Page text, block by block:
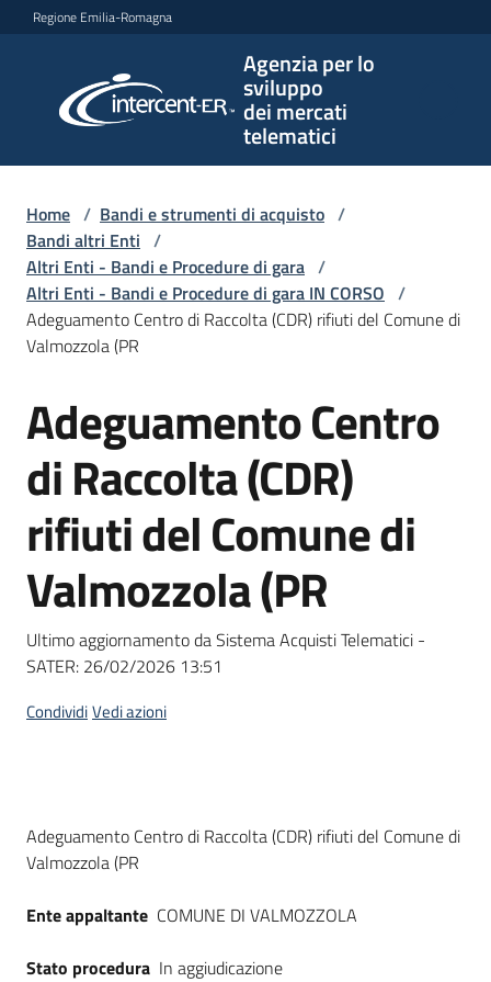
Vai al contenuto
Vai alla navigazione
Vai al footer
Regione Emilia-Romagna
Agenzia per lo
sviluppo
dei mercati
telematici
per lo
sviluppo
telematici
L'Agenzia
Bandi
e
strumenti
di
Supporto
Piattaforme
telematiche
English
Home / Bandi e strumenti di acquisto /
Bandi altri Enti /
Altri Enti - Bandi e Procedure di gara /
Altri Enti - Bandi e Procedure di gara IN CORSO /
Adeguamento Centro di Raccolta (CDR) rifiuti del Comune di
Valmozzola (PR
Salta al contenuto
Adeguamento Centro
di Raccolta (CDR)
rifiuti del Comune di
Valmozzola (PR
Ultimo aggiornamento da Sistema Acquisti Telematici -
SATER: 26/02/2026 13:51
CondividiVedi azioni
Dati del bando
Adeguamento Centro di Raccolta (CDR) rifiuti del Comune di
Valmozzola (PR
Ente appaltante COMUNE DI VALMOZZOLA
Stato procedura In aggiudicazione